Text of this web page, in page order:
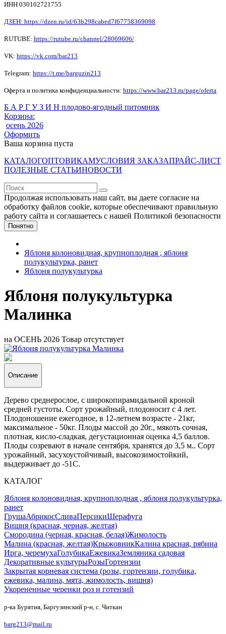
ИНН 030102721755
ДЗЕН: https://dzen.ru/id/63b298cabed7f67758369098
RUTUBE: https://rutube.ru/channel/28069606/
VK: https://vk.com/bar213
Telegram: https://t.me/barguzin213
Оферта и политика конфиденциальности: https://www.bar213.ru/page/oferta
Б А Р Г У З И Н плодово-ягодный питомник
Корзина:
осень 2026
Оформить
Ваша корзина пуста
КАТАЛОГОПТОВИКАМУСЛОВИЯ ЗАКАЗАПРАЙС-ЛИСТ
ПОЛЕЗНЫЕ СТАТЬИНОВОСТИ
Продолжая использовать наш сайт, вы даете согласие на
обработку файлов cookie, которые обеспечивают правильную
работу сайта и соглашаетесь с нашей Политикой безопасности
Понятно
Яблоня колоновидная, крупноплодная , яблоня
полукультурка, ранет
Яблоня полукультурка
Яблоня полукультурка
Малинка
на ОСЕНЬ 2026 Товар отсутствует
Описание
Дерево среднерослое, с широкопирамидальной кроной
средней густоты. Сорт урожайный, плодоносит с 4 лет.
Плодоношение ежегодное, в 12-летнем возрасте - 21кг,
максимальное - 50кг. Плоды массой до 20г., мякоть сочная,
плотная, кисло-сладкая, дегустационная оценка 4,5 баллов.
Плоды созревают в начале сентября, хранятся до 3,5 м.. Сорт
урожайный, засухоустойчивый, высокозимостойкий,
выдерживает до -51С.
КАТАЛОГ
Яблоня колоновидная, крупноплодная , яблоня полукультурка,
ранет
ГрушаАбрикосСливаПерсикиШерафуга
Вишня (красная, черная, желтая)
Смородина (черная, красная, белая)Жимолость
Малина (красная, желтая)КрыжовникКалина красная, рябина
Ирга, черемухаГолубикаЕжевикаЗемляника садовая
Декоративные культурыРозыГортензии
Закрытая корневая система (розы, гортензии, голубика,
ежевика, малина, мята, жимолость, вишня)
Укорененные черенки роз и готензий
р-ка Бурятия, Баргузинский р-н, с. Читкан
barg213@mail.ru